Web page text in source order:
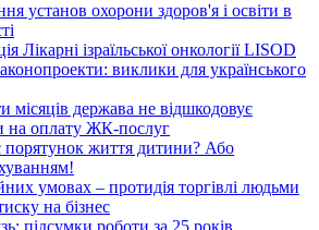
установ охорони здоров'я і освіти в
Лікарні ізраїльської онкології LISOD
виклики для українського
держава не відшкодовує
на оплату ЖК-послуг
порятунок життя дитини? Або
умовах – протидія торгівлі людьми
на бізнес
підсумки роботи за 25 років